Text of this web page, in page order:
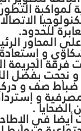
لمواكبة
للحدود.
المحاور
الجريمة
نجحت بفضل
ضباط صف و
و .في